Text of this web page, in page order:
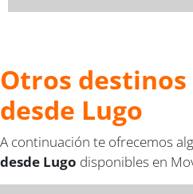
Otros destinos
desde Lugo
A continuación te ofrecemos
desde Lugo disponibles en